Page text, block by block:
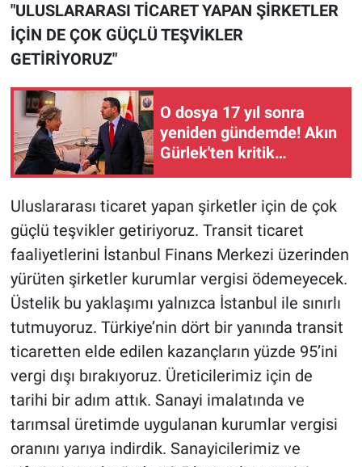
"ULUSLARARASI TİCARET YAPAN ŞİRKETLER
İÇİN DE ÇOK GÜÇLÜ TEŞVİKLER
GETİRİYORUZ"
O dosya 17 yıl sonra
yeniden gündemde! Akın
Gürlek'ten kritik
Uluslararası ticaret yapan şirketler için de çok
güçlü teşvikler getiriyoruz. Transit ticaret
faaliyetlerini İstanbul Finans Merkezi üzerinden
yürüten şirketler kurumlar vergisi ödemeyecek.
Üstelik bu yaklaşımı yalnızca İstanbul ile sınırlı
tutmuyoruz. Türkiye’nin dört bir yanında transit
ticaretten elde edilen kazançların yüzde 95’ini
vergi dışı bırakıyoruz. Üreticilerimiz için de
tarihi bir adım attık. Sanayi imalatında ve
tarımsal üretimde uygulanan kurumlar vergisi
oranını yarıya indirdik. Sanayicilerimiz ve